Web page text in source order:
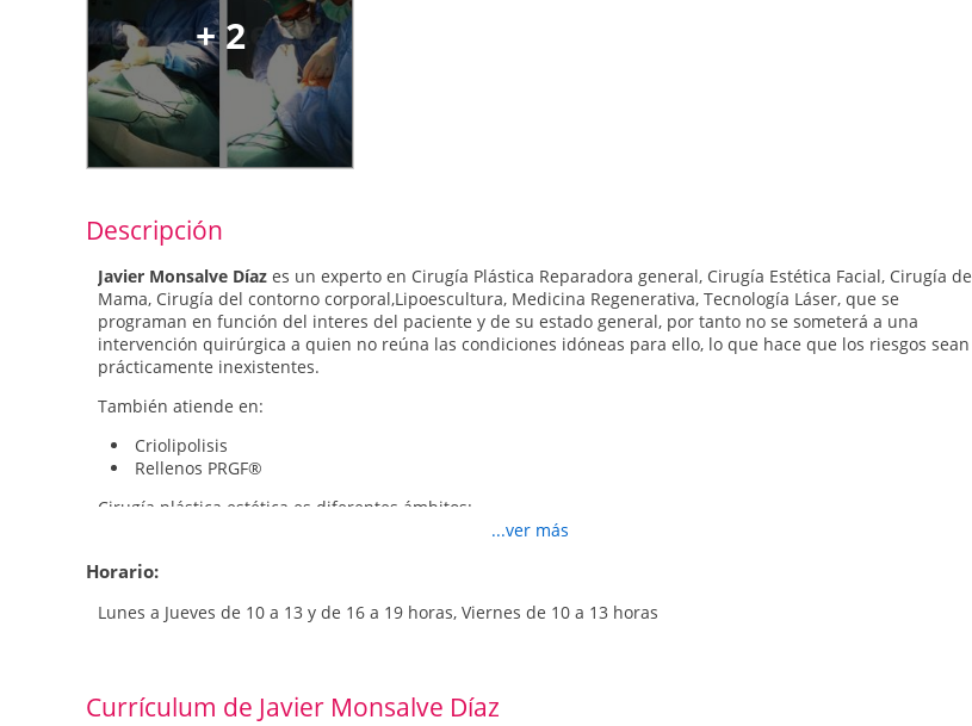
+ 2
Descripción
Javier Monsalve Díaz es un experto en Cirugía Plástica Reparadora general, Cirugía Estética Facial, Cirugía de
Mama, Cirugía del contorno corporal,Lipoescultura, Medicina Regenerativa, Tecnología Láser, que se
programan en función del interes del paciente y de su estado general, por tanto no se someterá a una
intervención quirúrgica a quien no reúna las condiciones idóneas para ello, lo que hace que los riesgos sean
prácticamente inexistentes.
También atiende en:
Criolipolisis
Rellenos PRGF®
Cirugía plástica estética es diferentes ámbitos:
cirugía de párpados, lifting facial y cervical.
elevación de la mama, reconstrucción mamaria en situaciones de extirpación de la mama.
Reconstrucción del lóbulo de la oreja
...ver más
Horario:
Lunes a Jueves de 10 a 13 y de 16 a 19 horas, Viernes de 10 a 13 horas
Currículum de Javier Monsalve Díaz